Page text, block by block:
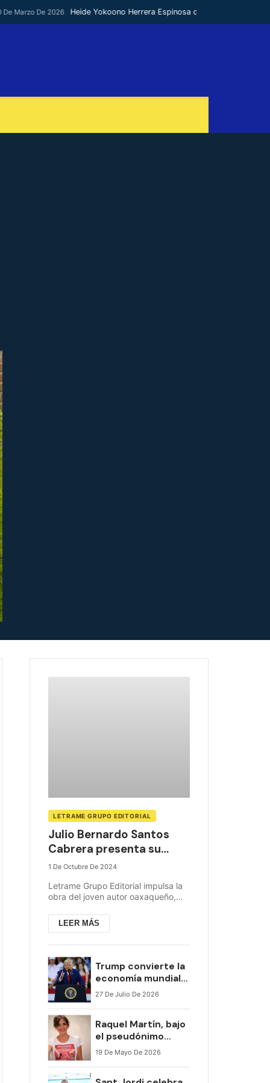
De 2026 Heide Yokoono Herrera Espinosa convierte el dolor en
LETRAME GRUPO EDITORIAL
Julio Bernardo Santos
Cabrera presenta su
primer libro `La Teoría...
1 De Octubre De 2024
Letrame Grupo Editorial impulsa la
obra del joven autor oaxaqueño,
desde una nueva perspectiva. Un
libro que com...
LEER MÁS
Trump convierte la
economía mundial
en una montaña
27 De Julio De 2026
Raquel Martín, bajo
el pseudónimo
3Positivo, presenta
19 De Mayo De 2026